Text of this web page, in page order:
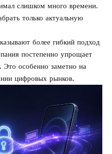
слишком много времени.
только актуальную
более гибкий подход
постепенно упрощает
особенно заметно на
цифровых рынков.